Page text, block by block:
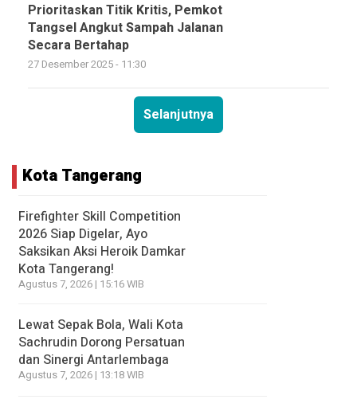
Prioritaskan Titik Kritis, Pemkot
Tangsel Angkut Sampah Jalanan
Secara Bertahap
27 Desember 2025 - 11:30
Selanjutnya
Kota Tangerang
Firefighter Skill Competition
2026 Siap Digelar, Ayo
Saksikan Aksi Heroik Damkar
Kota Tangerang!
Agustus 7, 2026 | 15:16 WIB
Lewat Sepak Bola, Wali Kota
Sachrudin Dorong Persatuan
dan Sinergi Antarlembaga
Agustus 7, 2026 | 13:18 WIB